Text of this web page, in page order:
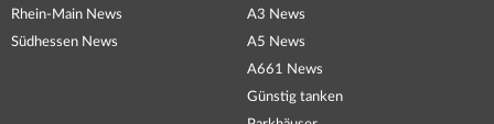
Rhein-Main News
Südhessen News
A3 News
A5 News
A661 News
Günstig tanken